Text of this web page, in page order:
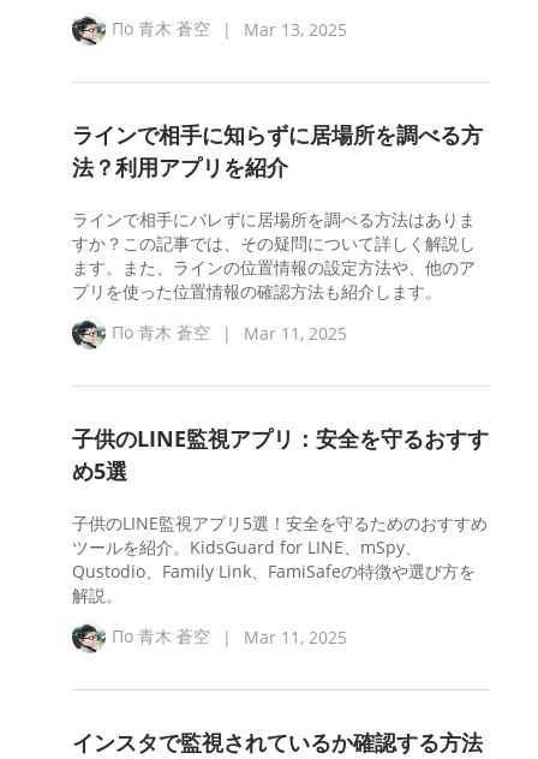
По 青木 蒼空 | Mar 13, 2025
ラインで相手に知らずに居場所を調べる方
法？利用アプリを紹介
ラインで相手にバレずに居場所を調べる方法はありま
すか？この記事では、その疑問について詳しく解説し
ます。また、ラインの位置情報の設定方法や、他のア
プリを使った位置情報の確認方法も紹介します。
По 青木 蒼空 | Mar 11, 2025
子供のLINE監視アプリ：安全を守るおすす
め5選
子供のLINE監視アプリ5選！安全を守るためのおすすめ
ツールを紹介。KidsGuard for LINE、mSpy、
Qustodio、Family Link、FamiSafeの特徴や選び方を
解説。
По 青木 蒼空 | Mar 11, 2025
インスタで監視されているか確認する方法